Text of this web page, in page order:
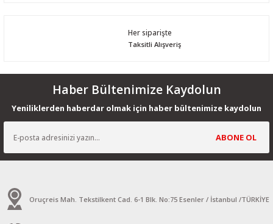
Her siparişte
Taksitli Alışveriş
Haber Bültenimize Kaydolun
Yeniliklerden haberdar olmak için haber bültenimize kaydolun
ABONE OL
Oruçreis Mah. Tekstilkent Cad. 6-1 Blk. No:75 Esenler / İstanbul /TÜRKİYE